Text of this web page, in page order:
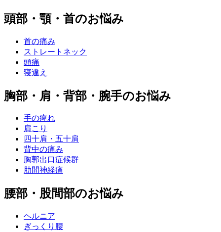
頭部・顎・首のお悩み
首の痛み
ストレートネック
頭痛
寝違え
胸部・肩・背部・腕手のお悩み
手の痺れ
肩こり
四十肩・五十肩
背中の痛み
胸郭出口症候群
肋間神経痛
腰部・股間部のお悩み
ヘルニア
ぎっくり腰